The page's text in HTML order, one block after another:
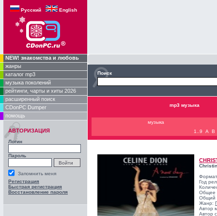
Русский English
NEW! знакомства и любовь
жанры
каталог mp3
музыка поколений
рейтинги, чарты и хиты 2026
расширенный поиск
CDonPC Dumper
помощь
АВТОРИЗАЦИЯ
Логин
Пароль
Запомнить меня
Регистрация
Быстрая регистрация
Восстановление пароля
Поиск
mp3 музыка
музыка
1..9
A B
Год
Общее
Общий
Жанр:
Автор
Автор